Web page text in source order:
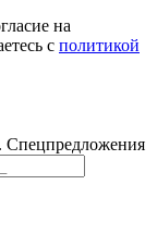
на
с политикой